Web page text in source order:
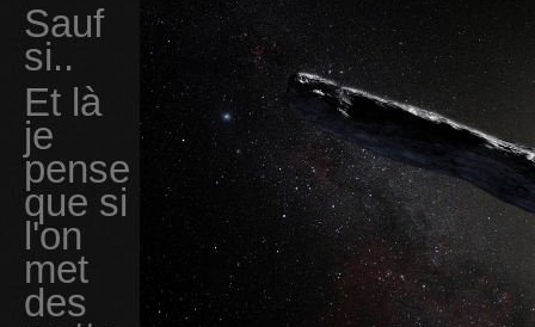
Sauf
si..
Et là
je
pense
que si
l'on
met
des